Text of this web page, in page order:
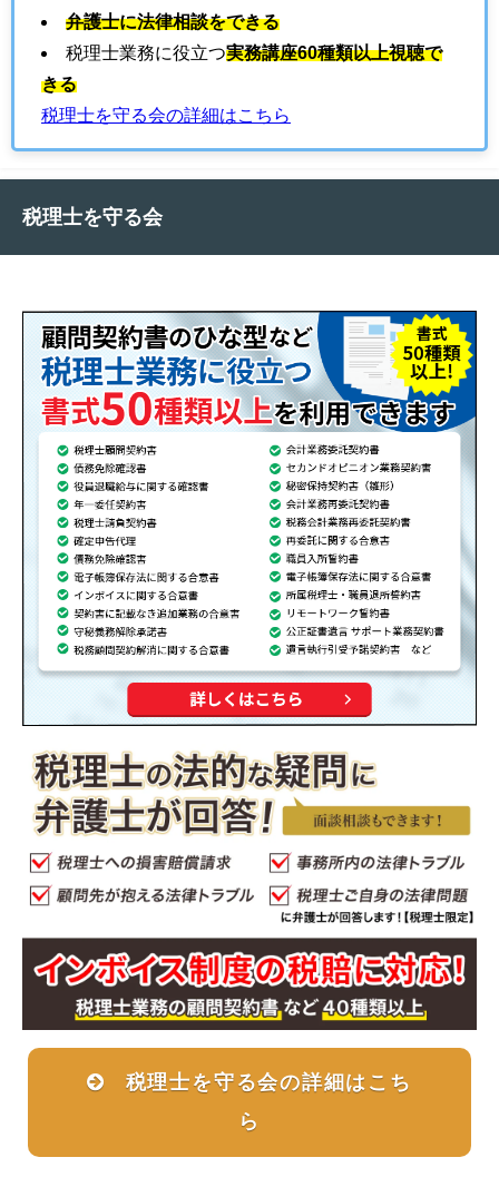
弁護士に法律相談をできる
税理士業務に役立つ実務講座60種類以上視聴で
きる
税理士を守る会の詳細はこちら
税理士を守る会
税理士を守る会の詳細はこち
ら